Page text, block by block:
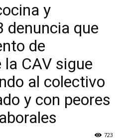
y
denuncia que
de
la CAV sigue
al colectivo
y con peores
723